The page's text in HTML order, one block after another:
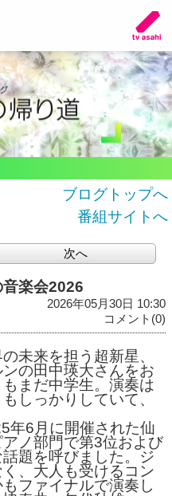
ブログトップへ
番組サイトへ
次へ
楽会2026
2026年05月30日 10:30
コメント(0)
未来を担う超新星、
の田中瑛大さんをお
まだ中学生。演奏は
しっかりしていて、
6月に開催された仙
ノ部門で第3位および
題を呼びました。ジ
、大人も受けるコン
ファイナルで演奏し